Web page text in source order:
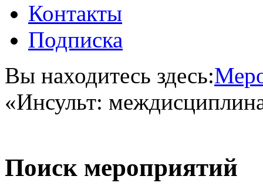
Контакты
Подписка
Вы находитесь здесь:
«Инсульт:
Поиск мероприятий